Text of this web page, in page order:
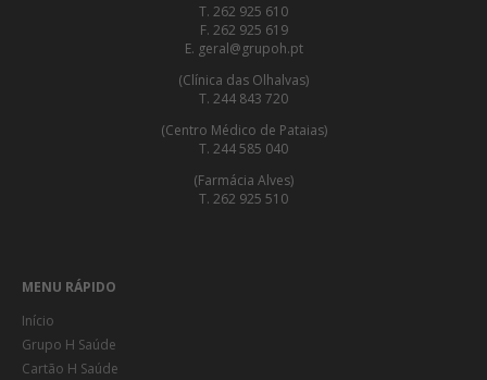
T. 262 925 610
F. 262 925 619
E. geral@grupoh.pt
(Clínica das Olhalvas)
T. 244 843 720
(Centro Médico de Pataias)
T. 244 585 040
(Farmácia Alves)
T. 262 925 510
MENU RÁPIDO
Início
Grupo H Saúde
Cartão H Saúde